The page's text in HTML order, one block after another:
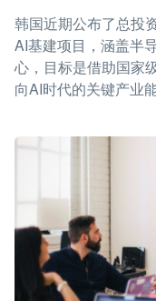
韩国近期公布了总投
AI基建项目，涵盖半
心，目标是借助国家
向AI时代的关键产业能